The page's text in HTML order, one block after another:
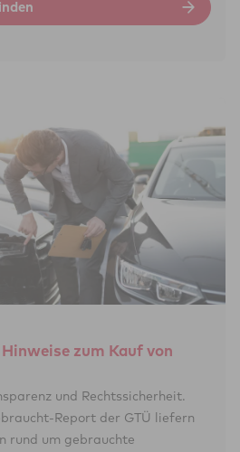
wie z. B. Unfall­schäden,
Teile sowie eine notwendige
steht einem Verkauf Ihres
nichts mehr im Weg.
zum Kauf von
und Rechtssicherheit.
Report der GTÜ liefern
rund um gebrauchte